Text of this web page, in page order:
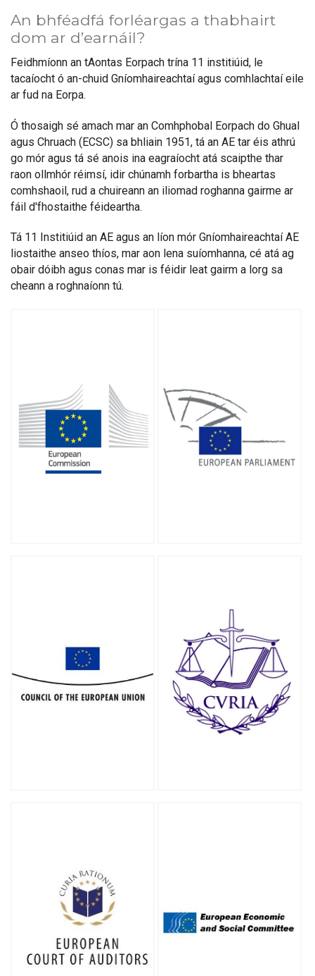
An bhféadfá forléargas a thabhairt
dom ar d’earnáil?
Feidhmíonn an tAontas Eorpach trína 11 institiúid, le
tacaíocht ó an-chuid Gníomhaireachtaí agus comhlachtaí eile
ar fud na Eorpa.
Ó thosaigh sé amach mar an Comhphobal Eorpach do Ghual
agus Chruach (ECSC) sa bhliain 1951, tá an AE tar éis athrú
go mór agus tá sé anois ina eagraíocht atá scaipthe thar
raon ollmhór réimsí, idir chúnamh forbartha is bheartas
comhshaoil, rud a chuireann an iliomad roghanna gairme ar
fáil d'fhostaithe féideartha.
Tá 11 Institiúid an AE agus an líon mór Gníomhaireachtaí AE
liostaithe anseo thíos, mar aon lena suíomhanna, cé atá ag
obair dóibh agus conas mar is féidir leat gairm a lorg sa
cheann a roghnaíonn tú.